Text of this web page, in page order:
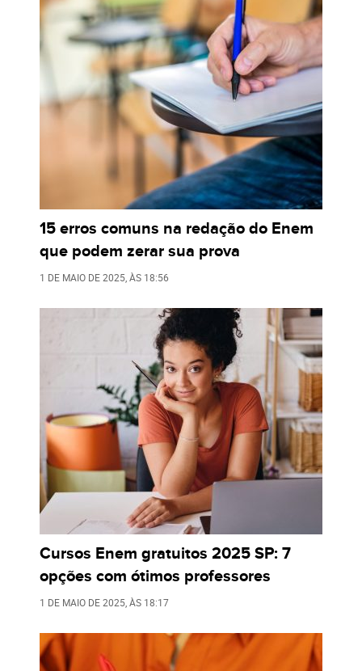
15 erros comuns na redação do Enem
que podem zerar sua prova
1 DE MAIO DE 2025 , ÀS 18:56
Cursos Enem gratuitos 2025 SP: 7
opções com ótimos professores
1 DE MAIO DE 2025 , ÀS 18:17